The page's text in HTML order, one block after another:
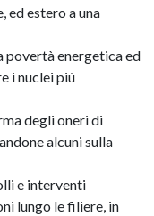
ed estero a una
povertà energetica ed
i nuclei più
degli oneri di
alcuni sulla
e interventi
lungo le filiere, in